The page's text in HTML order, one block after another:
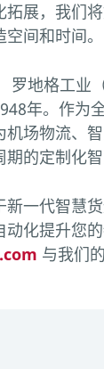
拓展，我们
间和时间。
罗地格工业
年。作为
机场物流、
的定制化智
新一代智慧
动化提升您
与我们